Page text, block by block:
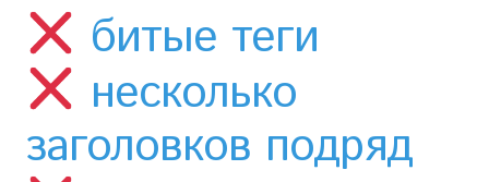
битые теги
несколько
заголовков подряд